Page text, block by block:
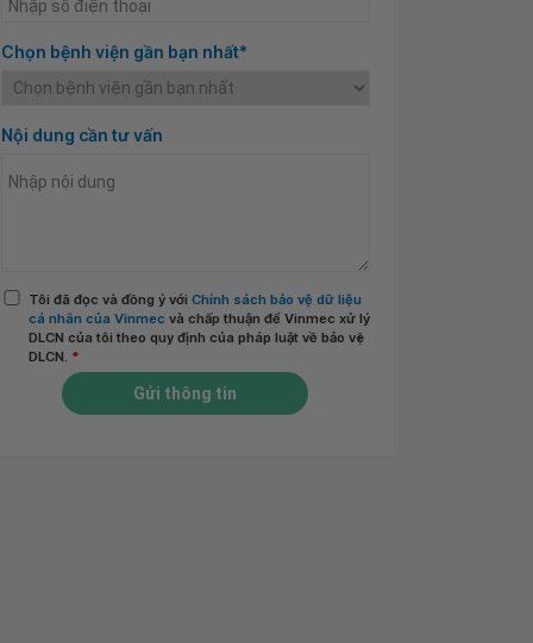
Chọn bệnh viện gần bạn nhất*
Nội dung cần tư vấn
Tôi đã đọc và đồng ý với Chính sách bảo vệ dữ liệu
cá nhân của Vinmec và chấp thuận để Vinmec xử lý
DLCN của tôi theo quy định của pháp luật về bảo vệ
DLCN. *
Gửi thông tin